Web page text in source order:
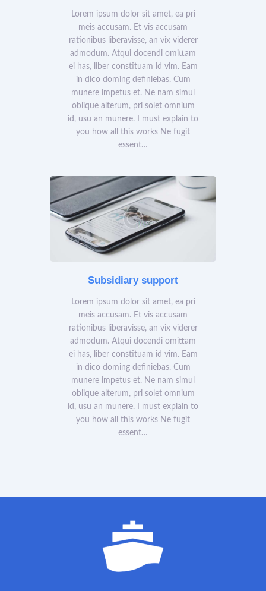
Lorem ipsum dolor sit amet, ea pri
meis accusam. Et vis accusam
rationibus liberavisse, an vix viderer
admodum. Atqui docendi omittam
ei has, liber constituam id vim. Eam
in dico doming definiebas. Cum
munere impetus et. Ne nam simul
oblique alterum, pri solet omnium
id, usu an munere. I must explain to
you how all this works Ne fugit
essent…
Subsidiary support
Lorem ipsum dolor sit amet, ea pri
meis accusam. Et vis accusam
rationibus liberavisse, an vix viderer
admodum. Atqui docendi omittam
ei has, liber constituam id vim. Eam
in dico doming definiebas. Cum
munere impetus et. Ne nam simul
oblique alterum, pri solet omnium
id, usu an munere. I must explain to
you how all this works Ne fugit
essent…